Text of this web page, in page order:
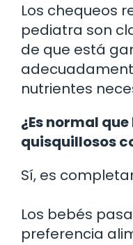
Los chequeos
pediatra son
de que está
nutrientes
¿Es normal
quisquillosos
Sí, es
Los bebés
preferencia